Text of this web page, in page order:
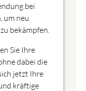
bei
um neu
bekämpfen.
Sie Ihre
dabei die
jetzt Ihre
kräftige